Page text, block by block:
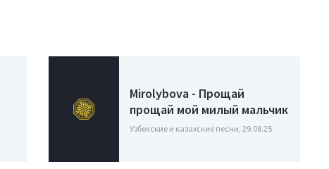
Mirolybova - Прощай
прощай мой милый мальчик
Узбекские и казахские песни, 29.08.25